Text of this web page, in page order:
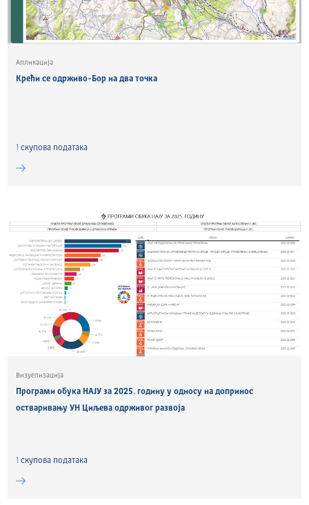
Апликација
Крећи се одрживо-Бор на два точка
скуповa података
Визуелизација
Програми обука НАЈУ за 2025. годину у односу на допринос
остваривању УН Циљева одрживог развоја
скуповa података